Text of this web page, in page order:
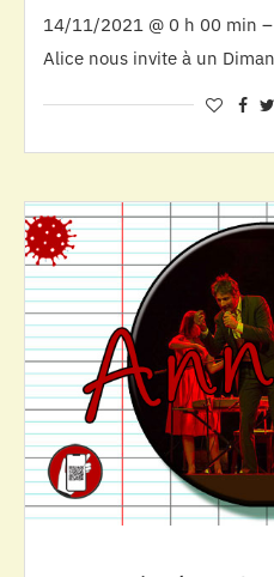
14/11/2021 @ 0 h 00 min –
Alice nous invite à un